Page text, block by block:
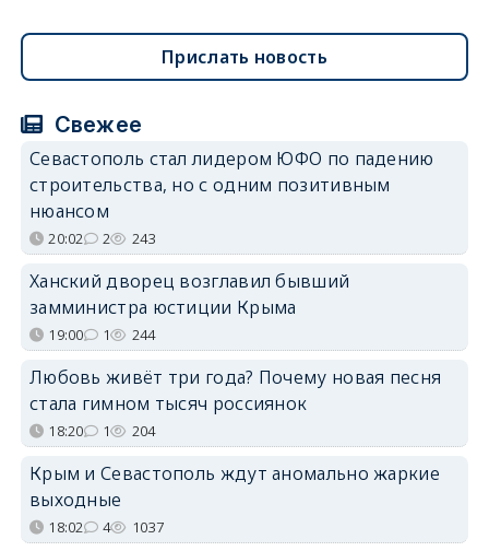
Прислать новость
Свежее
Севастополь стал лидером ЮФО по падению
строительства, но с одним позитивным
нюансом
20:02 2 243
Ханский дворец возглавил бывший
замминистра юстиции Крыма
19:00 1 244
Любовь живёт три года? Почему новая песня
стала гимном тысяч россиянок
18:20 1 204
Крым и Севастополь ждут аномально жаркие
выходные
18:02 4 1037